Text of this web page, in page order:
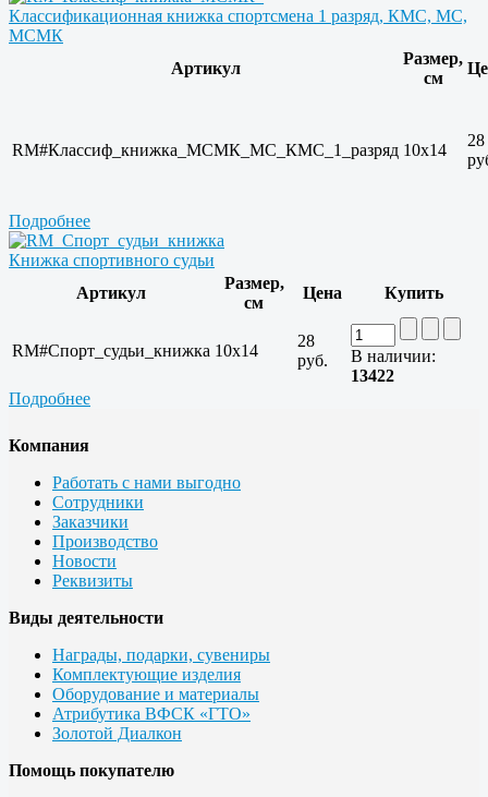
Классификационная книжка спортсмена 1 разряд, КМС, МС,
МСМК
Артикул
Размер,
см
RM#Классиф_книжка_МСМК_МС_КМС_1_разряд 10x14
28
Подробнее
Книжка спортивного судьи
Артикул
Размер,
см
Цена Купить
RM#Спорт_судьи_книжка 10x14
28
руб.
В наличии:
13422
Подробнее
Компания
Работать с нами выгодно
Сотрудники
Заказчики
Производство
Новости
Реквизиты
Виды деятельности
Награды, подарки, сувениры
Комплектующие изделия
Оборудование и материалы
Атрибутика ВФСК «ГТО»
Золотой Диалкон
Помощь покупателю